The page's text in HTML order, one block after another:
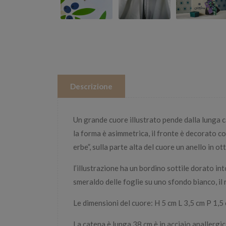
Descrizione
Un grande cuore illustrato pende dalla lunga
la forma è asimmetrica, il fronte è decorato
erbe”, sulla parte alta del cuore un anello in
l’illustrazione ha un bordino sottile dorato
smeraldo delle foglie su uno sfondo bianco,
Le dimensioni del cuore: H 5 cm L 3,5 cm P 1,5